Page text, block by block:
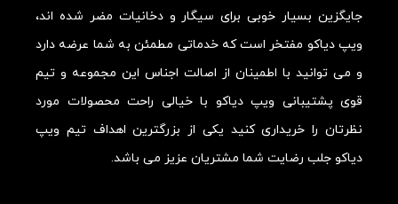
جایگزین بسیار خوبی برای سیگار و دخانیات مضر شده اند،
ویپ دیاکو مفتخر است که خدماتی مطمئن به شما عرضه دارد
و می توانید با اطمینان از اصالت اجناس این مجموعه و تیم
قوی پشتیبانی ویپ دیاکو با خیالی راحت محصولات مورد
نظرتان را خریداری کنید یکی از بزرگترین اهداف تیم ویپ
دیاکو جلب رضایت شما مشتریان عزیز می باشد.